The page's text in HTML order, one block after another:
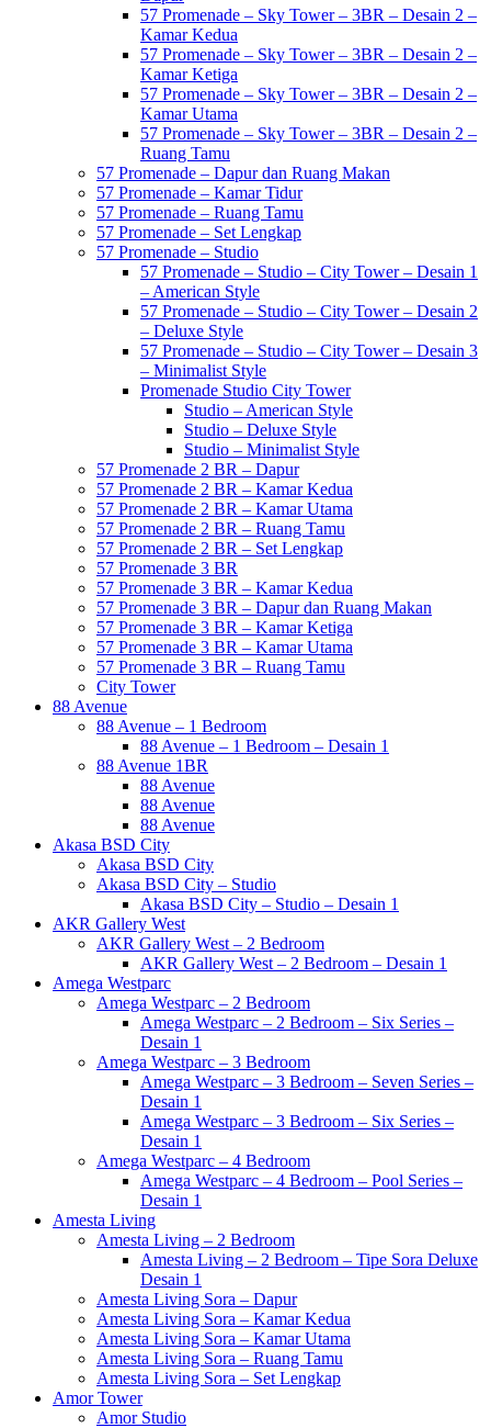
57 Promenade – Sky Tower – 3BR – Desain 2 –
Kamar Kedua
57 Promenade – Sky Tower – 3BR – Desain 2 –
Kamar Ketiga
57 Promenade – Sky Tower – 3BR – Desain 2 –
Kamar Utama
57 Promenade – Sky Tower – 3BR – Desain 2 –
Ruang Tamu
57 Promenade – Dapur dan Ruang Makan
57 Promenade – Kamar Tidur
57 Promenade – Ruang Tamu
57 Promenade – Set Lengkap
57 Promenade – Studio
57 Promenade – Studio – City Tower – Desain 1
– American Style
57 Promenade – Studio – City Tower – Desain 2
– Deluxe Style
57 Promenade – Studio – City Tower – Desain 3
– Minimalist Style
Promenade Studio City Tower
Studio – American Style
Studio – Deluxe Style
Studio – Minimalist Style
57 Promenade 2 BR – Dapur
57 Promenade 2 BR – Kamar Kedua
57 Promenade 2 BR – Kamar Utama
57 Promenade 2 BR – Ruang Tamu
57 Promenade 2 BR – Set Lengkap
57 Promenade 3 BR
57 Promenade 3 BR – Kamar Kedua
57 Promenade 3 BR – Dapur dan Ruang Makan
57 Promenade 3 BR – Kamar Ketiga
57 Promenade 3 BR – Kamar Utama
57 Promenade 3 BR – Ruang Tamu
City Tower
88 Avenue
88 Avenue – 1 Bedroom
88 Avenue – 1 Bedroom – Desain 1
88 Avenue 1BR
88 Avenue
88 Avenue
88 Avenue
Akasa BSD City
Akasa BSD City
Akasa BSD City – Studio
Akasa BSD City – Studio – Desain 1
AKR Gallery West
AKR Gallery West – 2 Bedroom
AKR Gallery West – 2 Bedroom – Desain 1
Amega Westparc
Amega Westparc – 2 Bedroom
Amega Westparc – 2 Bedroom – Six Series –
Desain 1
Amega Westparc – 3 Bedroom
Amega Westparc – 3 Bedroom – Seven Series –
Desain 1
Amega Westparc – 3 Bedroom – Six Series –
Desain 1
Amega Westparc – 4 Bedroom
Amega Westparc – 4 Bedroom – Pool Series –
Desain 1
Amesta Living
Amesta Living – 2 Bedroom
Amesta Living – 2 Bedroom – Tipe Sora Deluxe
Desain 1
Amesta Living Sora – Dapur
Amesta Living Sora – Kamar Kedua
Amesta Living Sora – Kamar Utama
Amesta Living Sora – Ruang Tamu
Amesta Living Sora – Set Lengkap
Amor Tower
Amor Studio